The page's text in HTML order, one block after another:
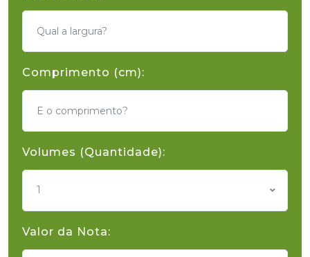
Comprimento (cm):
Volumes (Quantidade):
1
Valor da Nota: